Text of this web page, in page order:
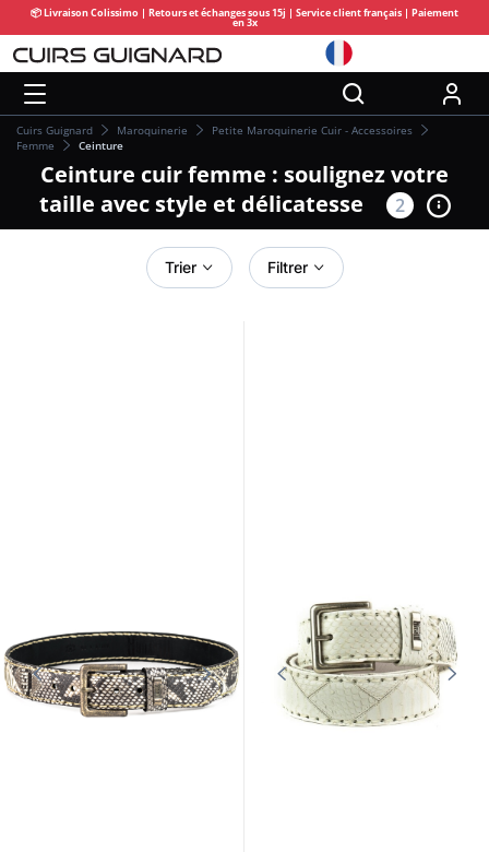
📦 Livraison Colissimo | Retours et échanges sous 15j | Service client français | Paiement
en 3x
Cuirs Guignard Maroquinerie
Petite Maroquinerie Cuir - Accessoires
Femme
Ceinture
Ceinture cuir femme : soulignez votre
taille avec style et délicatesse
2
Trier Filtrer